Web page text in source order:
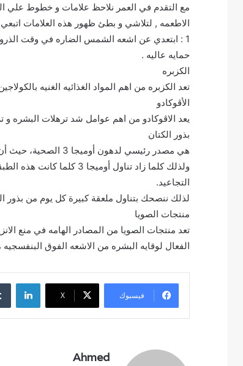
مع التقدم في العمر نلاحظ علامات و خطوط علي
الاطعمه , لتلاشي و بطئ ظهور هذه العلامات اتبعي
حمايه عاليه .
الكزبره
تعد الكزبره من اهم المواد الغذائيه الغنيه
الأڤوكادو
يعد الاڤوكادو من اهم عوامل شد ترهلات البشره و
بذور الكتان
هي مصدر رئيسي لدهون أوميجا 3 الصحية، حيث أن خلايا الجلد محاطة بطبقة دهنية مصنوعة من هذه الدهون وغيرها.
ولذلك كلما زاد تناول
التجاعيد.
لذلك ننصحك بتناول ملعقة كبيرة كل يوم من بذور
منتجات الصويا
تعد منتجات الصويا من المصادر الهامه في منع
الفعال لوقايه البشره من الاشعه الفوق
فيسبوك ‫X
Ahmed